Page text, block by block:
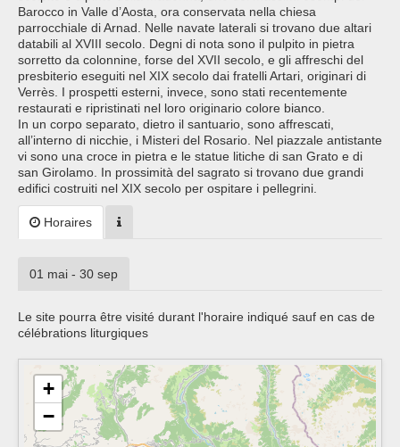
Barocco in Valle d’Aosta, ora conservata nella chiesa
parrocchiale di Arnad. Nelle navate laterali si trovano due altari
databili al XVIII secolo. Degni di nota sono il pulpito in pietra
sorretto da colonnine, forse del XVII secolo, e gli affreschi del
presbiterio eseguiti nel XIX secolo dai fratelli Artari, originari di
Verrès. I prospetti esterni, invece, sono stati recentemente
restaurati e ripristinati nel loro originario colore bianco.
In un corpo separato, dietro il santuario, sono affrescati,
all’interno di nicchie, i Misteri del Rosario. Nel piazzale antistante
vi sono una croce in pietra e le statue litiche di san Grato e di
san Girolamo. In prossimità del sagrato si trovano due grandi
edifici costruiti nel XIX secolo per ospitare i pellegrini.
Horaires
01 mai - 30 sep
Le site pourra être visité durant l'horaire indiqué sauf en cas de
célébrations liturgiques
+
−